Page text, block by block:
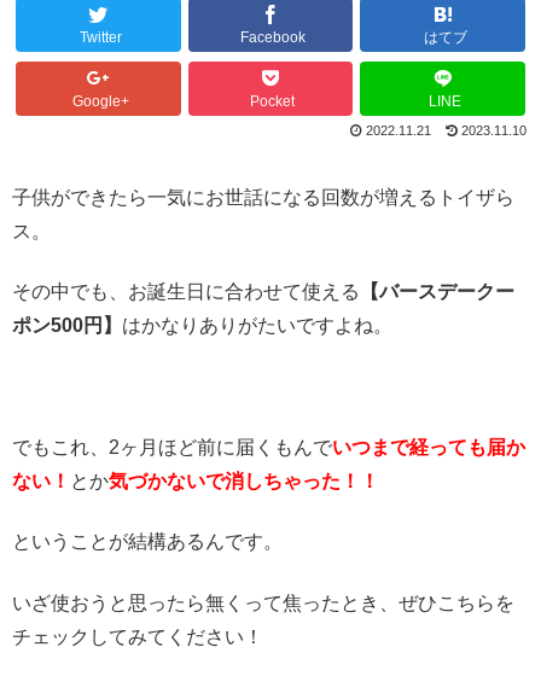
Twitter Facebook はてブ
Google+ Pocket LINE
2022.11.21 2023.11.10
子供ができたら一気にお世話になる回数が増えるトイザら
ス。
その中でも、お誕生日に合わせて使える
【バースデークー
ポン500円】 はかなりありがたいですよね。
でもこれ、2ヶ月ほど前に届くもんでいつまで経っても届か
ない！ とか気づかないで消しちゃった！！
ということが結構あるんです。
いざ使おうと思ったら無くって焦ったとき、ぜひこちらを
チェックしてみてください！